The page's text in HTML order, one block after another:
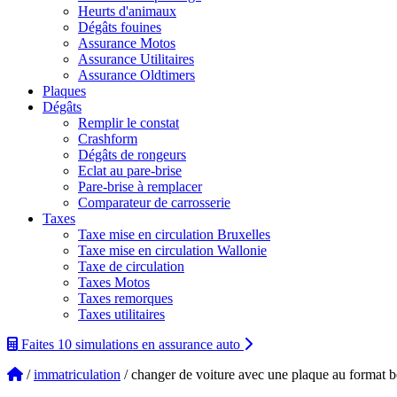
Heurts d'animaux
Dégâts fouines
Assurance Motos
Assurance Utilitaires
Assurance Oldtimers
Plaques
Dégâts
Remplir le constat
Crashform
Dégâts de rongeurs
Eclat au pare-brise
Pare-brise à remplacer
Comparateur de carrosserie
Taxes
Taxe mise en circulation Bruxelles
Taxe mise en circulation Wallonie
Taxe de circulation
Taxes Motos
Taxes remorques
Taxes utilitaires
Faites 10 simulations en assurance auto
/immatriculation / changer de voiture avec une plaque au format